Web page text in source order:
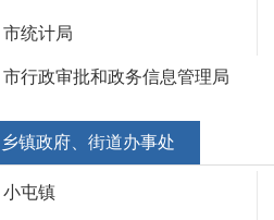
市统计局
市行政审批和政务信息管理局
乡镇政府、街道办事处
小屯镇